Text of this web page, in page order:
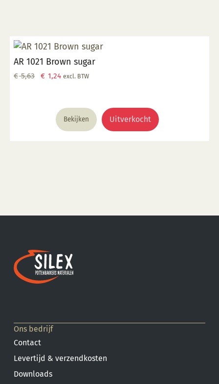
AR 1021 Brown sugar
€5,63
Oorspronkelijke
€ 5,63.
€ 1,24Huidige
€ 1,24.
excl. BTW
Bekijken Uitverkocht
Ons bedrijf
Contact
Levertijd & verzendkosten
Downloads